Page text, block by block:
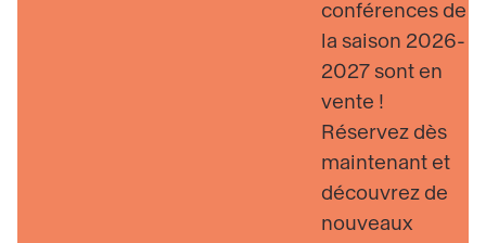
conférences de
la saison 2026-
2027 sont en
vente !
Réservez dès
maintenant et
découvrez de
nouveaux